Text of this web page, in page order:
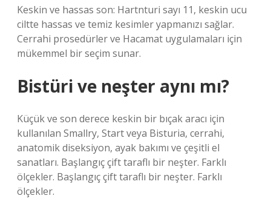
Keskin ve hassas son: Hartnturi sayı 11, keskin ucu
ciltte hassas ve temiz kesimler yapmanızı sağlar.
Cerrahi prosedürler ve Hacamat uygulamaları için
mükemmel bir seçim sunar.
Bistüri ve neşter aynı mı?
Küçük ve son derece keskin bir bıçak aracı için
kullanılan Smallry, Start veya Bisturia, cerrahi,
anatomik diseksiyon, ayak bakımı ve çeşitli el
sanatları. Başlangıç ​​çift taraflı bir neşter. Farklı
ölçekler. Başlangıç ​​çift taraflı bir neşter. Farklı
ölçekler.